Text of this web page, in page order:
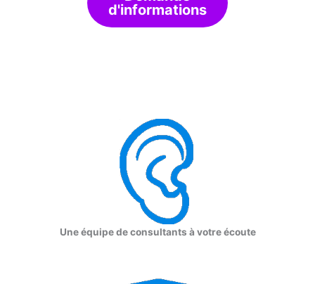
d'informations
Une équipe de consultants à votre écoute